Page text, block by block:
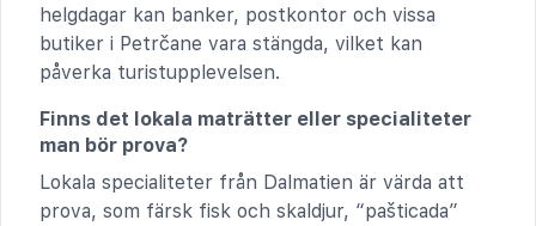
helgdagar kan banker, postkontor och vissa
butiker i Petrčane vara stängda, vilket kan
påverka turistupplevelsen.
Finns det lokala maträtter eller specialiteter
man bör prova?
Lokala specialiteter från Dalmatien är värda att
prova, som färsk fisk och skaldjur, “pašticada”